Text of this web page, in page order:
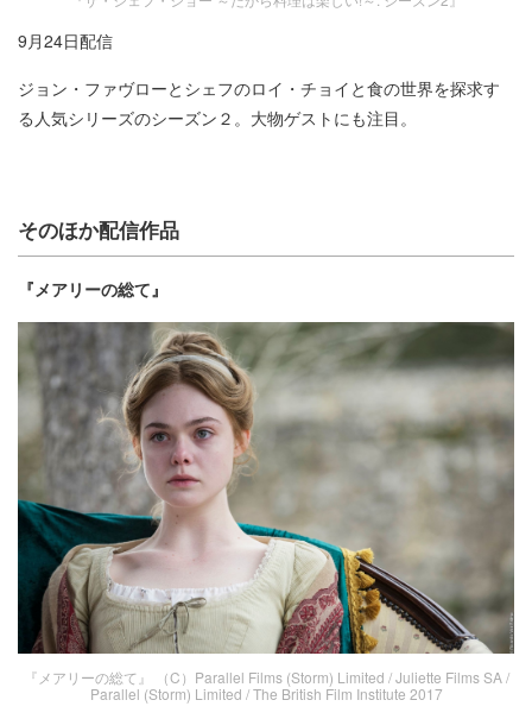
9月24日配信
ジョン・ファヴローとシェフのロイ・チョイと食の世界を探求す
る人気シリーズのシーズン２。大物ゲストにも注目。
そのほか配信作品
『メアリーの総て』
『メアリーの総て』 （C）Parallel Films (Storm) Limited / Juliette Films SA /
Parallel (Storm) Limited / The British Film Institute 2017